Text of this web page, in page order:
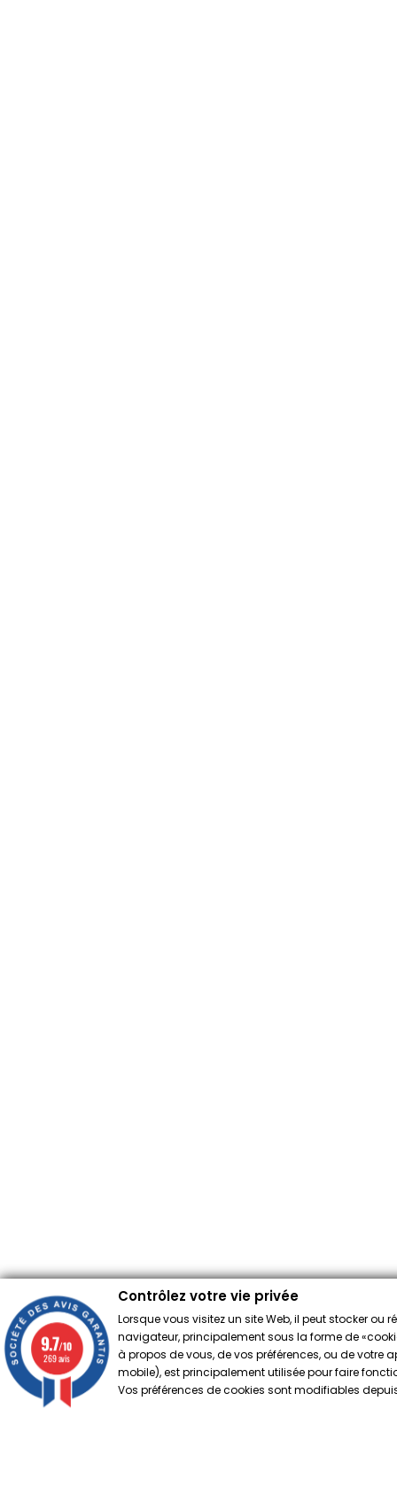
Contrôlez votre vie privée
Lorsque vous visitez un site Web, il peut stocker ou
navigateur, principalement sous la forme de
à propos de vous, de vos préférences, ou de votre
mobile), est principalement utilisée pour faire
Vos préférences de cookies sont modifiables
9.7/10
269 avis